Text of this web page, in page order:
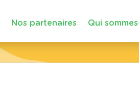
Nos partenaires Qui